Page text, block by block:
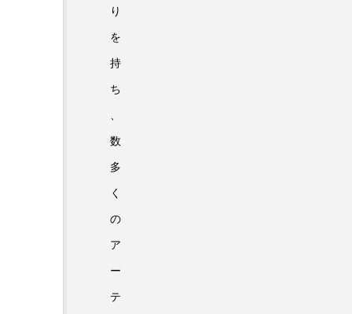
り
を
持
ち
数
多
く
の
ア
ー
テ